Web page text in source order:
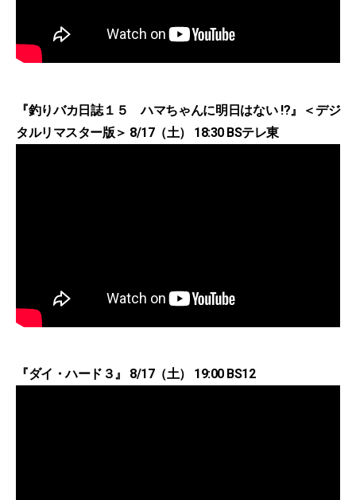
『釣りバカ日誌１５ ハマちゃんに明日はない !?』＜デジ
タルリマスター版＞ 8/17（土） 18:30 BSテレ東
『ダイ・ハード３』 8/17（土） 19:00 BS12